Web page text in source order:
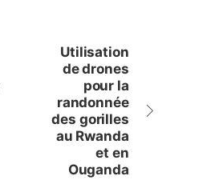
Utilisation
de drones
pour la
randonnée
des gorilles
au Rwanda
et en
Ouganda